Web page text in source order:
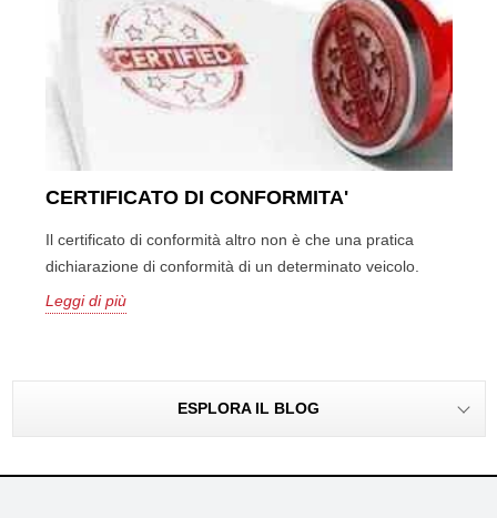
CERTIFICATO DI CONFORMITA'
Il certificato di conformità altro non è che una pratica
dichiarazione di conformità di un determinato veicolo.
Leggi di più
ESPLORA IL BLOG